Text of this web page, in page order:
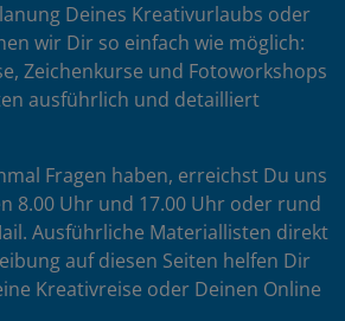
Deines Kreativurlaubs oder
wir Dir so einfach wie möglich:
Zeichenkurse und Fotoworkshops
ausführlich und detailliert
Fragen haben, erreichst Du uns
8.00 Uhr und 17.00 Uhr oder rund
Ausführliche Materiallisten direkt
auf diesen Seiten helfen Dir
Kreativreise oder Deinen Online